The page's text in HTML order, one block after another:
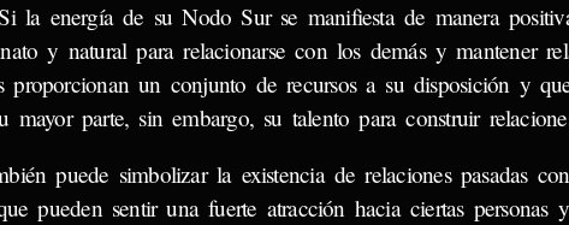
la energía de su Nodo Sur se manifiesta de manera
y natural para relacionarse con los demás y mantener
proporcionan un conjunto de recursos a su disposición y
mayor parte, sin embargo, su talento para construir
puede simbolizar la existencia de relaciones pasadas
pueden sentir una fuerte atracción hacia ciertas personas